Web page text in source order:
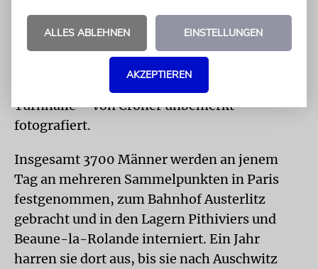
Nahrungsmittelmarke, Lebensmittel für 24
Stunden.« Frauen und Kinder eilen nach
Turnhalle – von Croner unbemerkt
fotografiert.
Insgesamt 3700 Männer werden an jenem
Tag an mehreren Sammelpunkten in Paris
festgenommen, zum Bahnhof Austerlitz
gebracht und in den Lagern Pithiviers und
Beaune-la-Rolande interniert. Ein Jahr
harren sie dort aus, bis sie nach Auschwitz
ALLES ABLEHNEN EINSTELLUNGEN
AKZEPTIEREN